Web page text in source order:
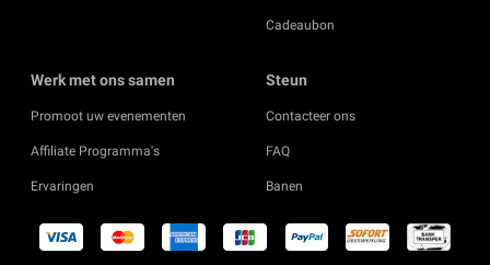
Cadeaubon
Werk met ons samen
Promoot uw evenementen
Affiliate Programma's
Ervaringen
Steun
Contacteer ons
FAQ
Banen